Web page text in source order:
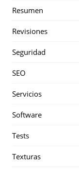
Resumen
Revisiones
Seguridad
SEO
Servicios
Software
Tests
Texturas